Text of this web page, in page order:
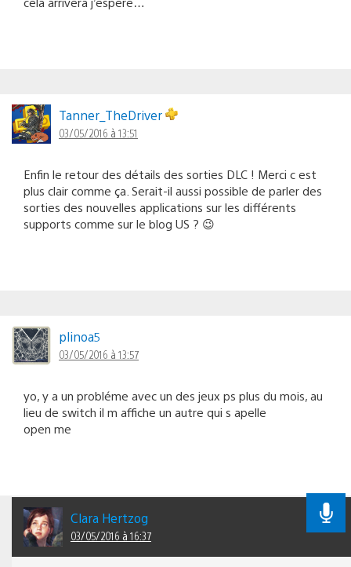
Tanner_TheDriver
03/05/2016 à 13:51
Enfin le retour des détails des sorties DLC ! Merci c est
plus clair comme ça. Serait-il aussi possible de parler des
sorties des nouvelles applications sur les différents
supports comme sur le blog US ? 😉
plinoa5
03/05/2016 à 13:57
yo, y a un probléme avec un des jeux ps plus du mois, au
lieu de switch il m affiche un autre qui s apelle
open me
Clara Hertzog
03/05/2016 à 16:37